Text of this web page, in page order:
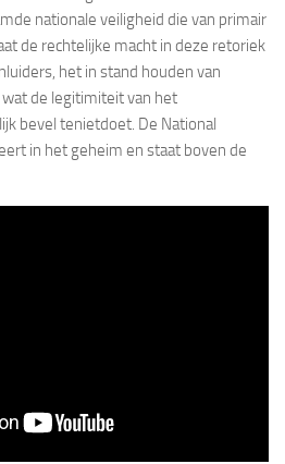
nationale veiligheid die van primair
de rechtelijke macht in deze retoriek
het in stand houden van
de legitimiteit van het
bevel tenietdoet. De National
in het geheim en staat boven de